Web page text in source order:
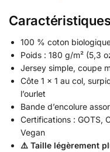
100 % coton
Poids : 180 g/m² (5,3
Jersey simple, coupe
Côte 1 × 1 au col,
l’ourlet
Bande d’encolure
Certifications : GOTS,
Vegan
⚠️ Taille légèrement